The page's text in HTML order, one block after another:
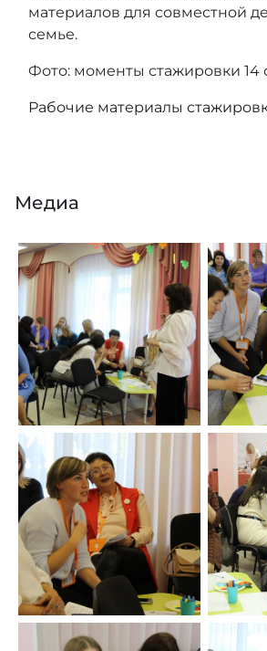
материалов для совместной
семье.
Фото: моменты стажировки 14
Рабочие материалы
Медиа